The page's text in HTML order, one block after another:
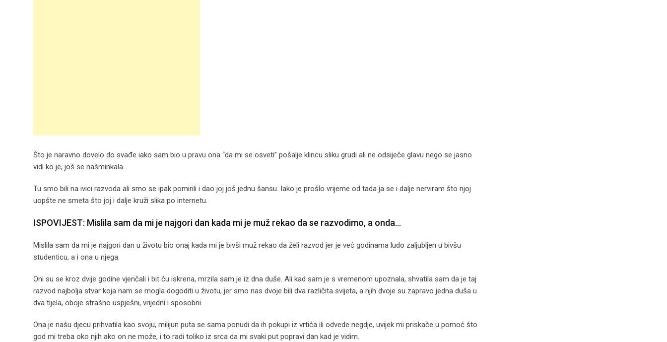
Što je naravno dovelo do svađe iako sam bio u pravu ona “da mi se osveti” pošalje klincu sliku grudi ali ne odsiječe glavu nego se jasno
vidi ko je, još se našminkala.
Tu smo bili na ivici razvoda ali smo se ipak pomirili i dao joj još jednu šansu. Iako je prošlo vrijeme od tada ja se i dalje nerviram što njoj
uopšte ne smeta što joj i dalje kruži slika po internetu.
ISPOVIJEST: Mislila sam da mi je najgori dan kada mi je muž rekao da se razvodimo, a onda…
Mislila sam da mi je najgori dan u životu bio onaj kada mi je bivši muž rekao da želi razvod jer je već godinama ludo zaljubljen u bivšu
studenticu, a i ona u njega.
Oni su se kroz dvije godine vjenčali i bit ću iskrena, mrzila sam je iz dna duše. Ali kad sam je s vremenom upoznala, shvatila sam da je taj
razvod najbolja stvar koja nam se mogla dogoditi u životu, jer smo nas dvoje bili dva različita svijeta, a njih dvoje su zapravo jedna duša u
dva tijela, oboje strašno uspješni, vrijedni i sposobni.
Ona je našu djecu prihvatila kao svoju, milijun puta se sama ponudi da ih pokupi iz vrtića ili odvede negdje, uvijek mi priskače u pomoć što
god mi treba oko njih ako on ne može, i to radi toliko iz srca da mi svaki put popravi dan kad je vidim.